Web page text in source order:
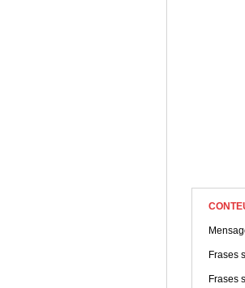
Frases
Frases